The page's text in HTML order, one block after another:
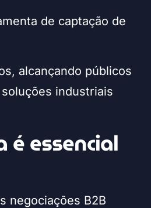
de captação de
alcançando públicos
industriais
essencial
negociações B2B